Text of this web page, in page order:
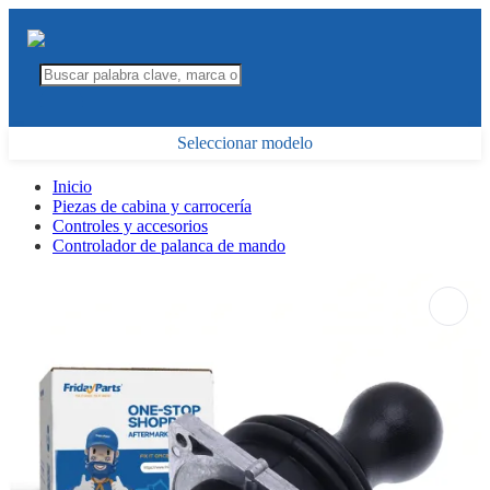
Seleccionar modelo
Inicio
Piezas de cabina y carrocería
Controles y accesorios
Controlador de palanca de mando